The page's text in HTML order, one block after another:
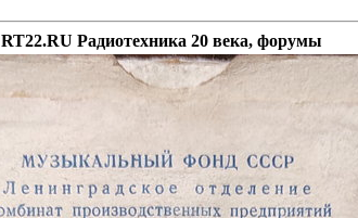
RT22.RU Радиотехника 20 века, форумы